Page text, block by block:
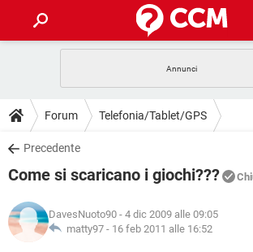
INTRATTENIMENTO ANDROID
iOS
INSTAGRAM WHATSAPP
TIKTOK
HARDWARE
GUIDE
COVID-19 GAMING
INSTAGRAM WHATSAPP
DOWNLOAD
COVID-19 GAMING
INTRATTENIMENTO
iOS WINDOWS 10
COVID-19 GAMING
GLOSSARIO
Forum Telefonia/Tablet/GPS
Precedente
Come si scaricano i giochi???
DavesNuoto90 - 4 dic 2009 alle 09:05
matty97 - 16 feb 2011 alle 16:52